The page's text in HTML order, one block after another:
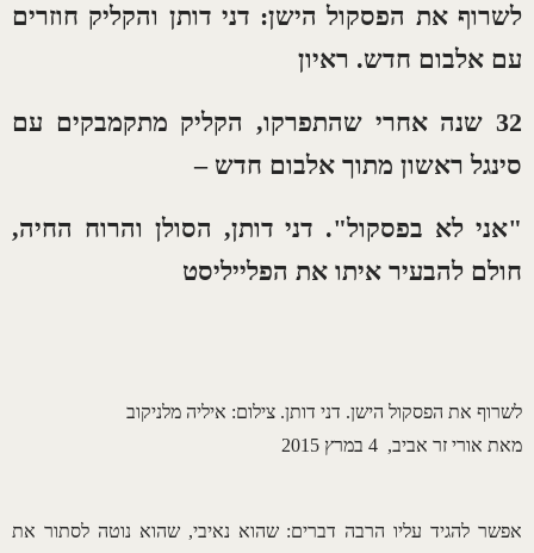
לשרוף את הפסקול הישן: דני דותן והקליק חוזרים
עם אלבום חדש. ראיון
32 שנה אחרי שהתפרקו, הקליק מתקמבקים עם
סינגל ראשון מתוך אלבום חדש –
"אני לא בפסקול". דני דותן, הסולן והרוח החיה,
חולם להבעיר איתו את הפלייליסט
לשרוף את הפסקול הישן. דני דותן. צילום: איליה מלניקוב
מאת אורי זר אביב, 4 במרץ 2015
אפשר להגיד עליו הרבה דברים: שהוא נאיבי, שהוא נוטה לסתור את